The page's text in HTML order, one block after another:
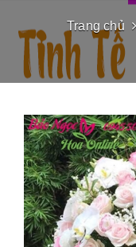
Trang chủ